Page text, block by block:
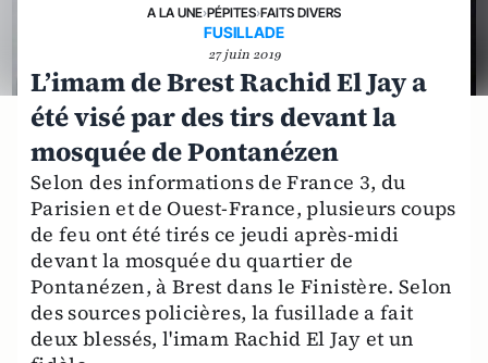
A LA UNE›PÉPITES›FAITS DIVERS
FUSILLADE
27 juin 2019
L’imam de Brest Rachid El Jay a
été visé par des tirs devant la
mosquée de Pontanézen
Selon des informations de France 3, du
Parisien et de Ouest-France, plusieurs coups
de feu ont été tirés ce jeudi après-midi
devant la mosquée du quartier de
Pontanézen, à Brest dans le Finistère. Selon
des sources policières, la fusillade a fait
deux blessés, l'imam Rachid El Jay et un